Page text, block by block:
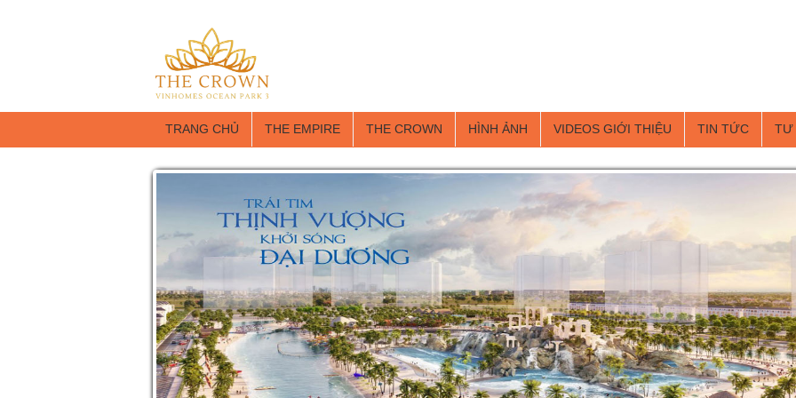
TRANG CHỦ THE EMPIRE THE CROWN HÌNH ẢNH VIDEOS GIỚI THIỆU TIN TỨC TƯ